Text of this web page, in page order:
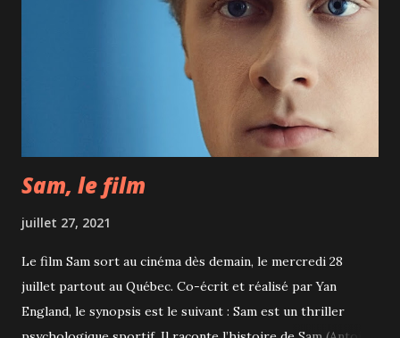
Sam, le film
juillet 27, 2021
Le film Sam sort au cinéma dès demain, le mercredi 28
juillet partout au Québec. Co-écrit et réalisé par Yan
England, le synopsis est le suivant : Sam est un thriller